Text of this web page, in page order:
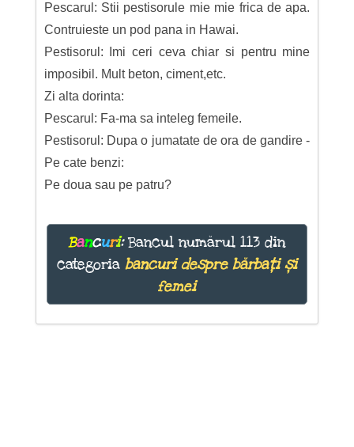
Pescarul: Stii pestisorule mie mie frica de apa.
Contruieste un pod pana in Hawai.
Pestisorul: Imi ceri ceva chiar si pentru mine
imposibil. Mult beton, ciment,etc.
Zi alta dorinta:
Pescarul: Fa-ma sa inteleg femeile.
Pestisorul: Dupa o jumatate de ora de gandire -
Pe cate benzi:
Pe doua sau pe patru?
Bancuri:Bancul numărul 113 din
categoria bancuri despre bărbați și
femei